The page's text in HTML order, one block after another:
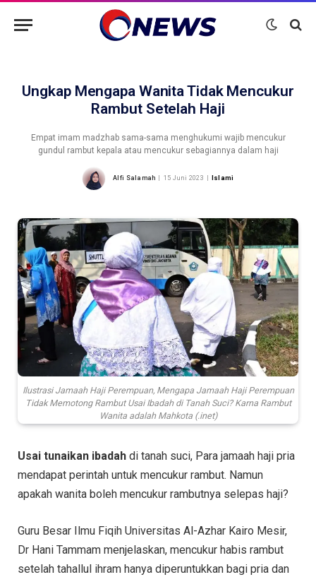
Ungkap Mengapa Wanita Tidak Mencukur
Rambut Setelah Haji
Empat imam madzhab sama-sama menghukumi wajib mencukur
gundul rambut kepala atau mencukur sebagiannya dalam haji
Alfi Salamah 15 Juni 2023 Islami
Ilustrasi Jamaah Haji Perempuan, Mengapa Jamaah Haji Perempuan
Tidak Memotong Rambut Usai Ibadah di Tanah Suci? Karna Rambut
Wanita adalah Mahkota (.inet)
Usai tunaikan ibadah di tanah suci, Para jamaah haji pria
mendapat perintah untuk mencukur rambut. Namun
apakah wanita boleh mencukur rambutnya selepas haji?
Guru Besar Ilmu Fiqih Universitas Al-Azhar Kairo Mesir,
Dr Hani Tammam menjelaskan, mencukur habis rambut
setelah tahallul ihram hanya diperuntukkan bagi pria dan